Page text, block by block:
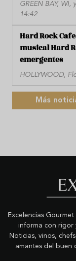
GREEN BAY, WI,
14:42
Hard Rock
musical Hard
emergentes
HOLLYWOOD,
Más
Excelencias
informa con rigor
Noticias, vinos,
amantes del buen